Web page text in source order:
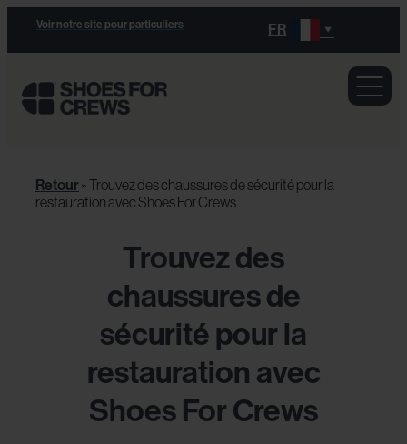
Voir notre site pour particuliers FR
Retour »Trouvez des chaussures de sécurité pour la
restauration avec Shoes For Crews
Trouvez des
chaussures de
sécurité pour la
restauration avec
Shoes For Crews